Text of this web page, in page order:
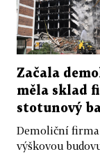
Začala
měla sklad
stotunový
Demoliční firma
výškovou